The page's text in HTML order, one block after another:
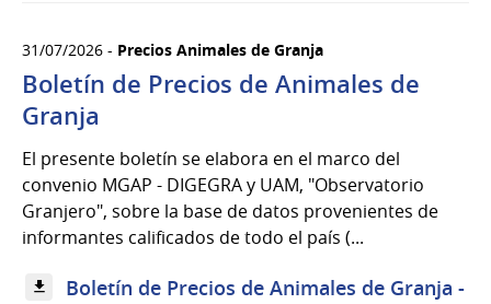
31/07/2026 - Precios Animales de Granja
Boletín de Precios de Animales de
Granja
El presente boletín se elabora en el marco del
convenio MGAP - DIGEGRA y UAM, "Observatorio
Granjero", sobre la base de datos provenientes de
informantes calificados de todo el país (...
Boletín de Precios de Animales de Granja -